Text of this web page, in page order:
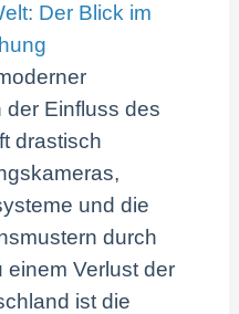
Der Blick im
der Einfluss des
drastisch
und die
durch
einem Verlust der
ist die